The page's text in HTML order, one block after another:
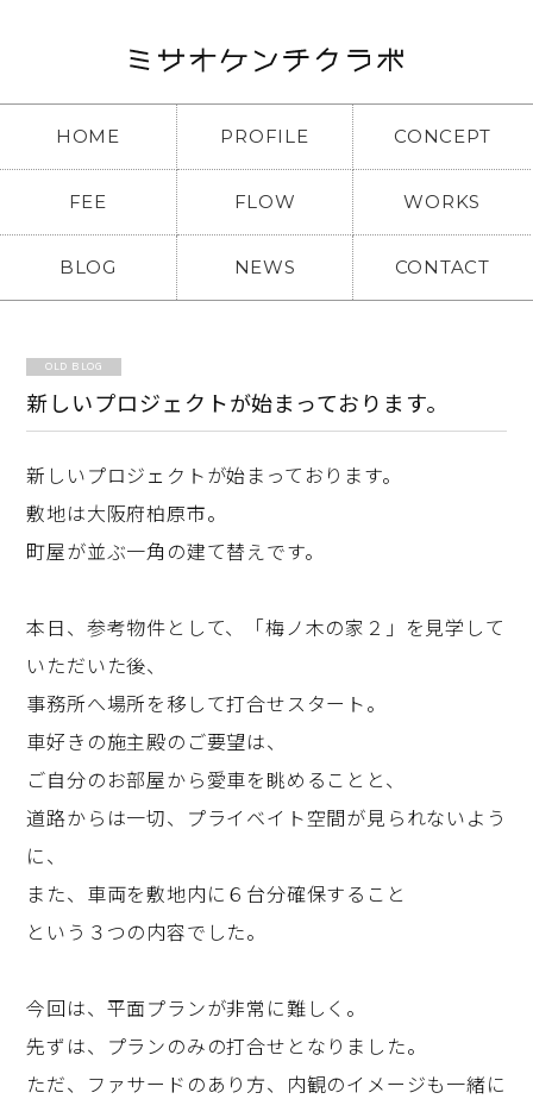
HOME PROFILE CONCEPT
FEE FLOW WORKS
BLOG NEWS CONTACT
OLD BLOG
新しいプロジェクトが始まっております。
新しいプロジェクトが始まっております。
敷地は大阪府柏原市。
町屋が並ぶ一角の建て替えです。
本日、参考物件として、「梅ノ木の家２」を見学して
いただいた後、
事務所へ場所を移して打合せスタート。
車好きの施主殿のご要望は、
ご自分のお部屋から愛車を眺めることと、
道路からは一切、プライベイト空間が見られないよう
に、
また、車両を敷地内に６台分確保すること
という３つの内容でした。
今回は、平面プランが非常に難しく。
先ずは、プランのみの打合せとなりました。
ただ、ファサードのあり方、内観のイメージも一緒に